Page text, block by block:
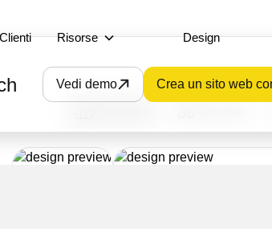
Clienti Risorse Design
Vedi demo Crea un sito web